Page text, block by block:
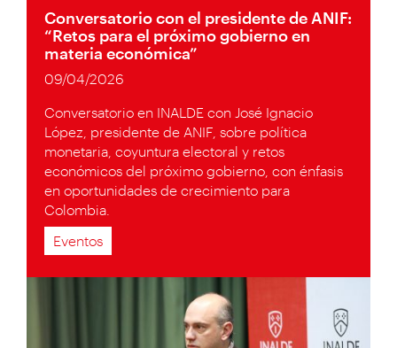
Conversatorio con el presidente de ANIF:
“Retos para el próximo gobierno en
materia económica”
09/04/2026
Conversatorio en INALDE con José Ignacio
López, presidente de ANIF, sobre política
monetaria, coyuntura electoral y retos
económicos del próximo gobierno, con énfasis
en oportunidades de crecimiento para
Colombia.
Eventos